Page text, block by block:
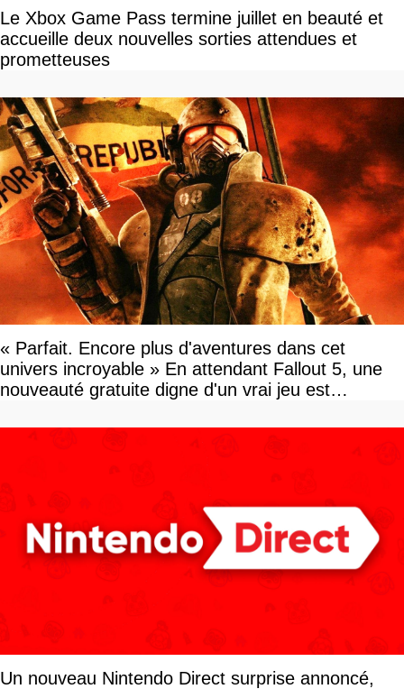
Le Xbox Game Pass termine juillet en beauté et
accueille deux nouvelles sorties attendues et
prometteuses
« Parfait. Encore plus d'aventures dans cet
univers incroyable » En attendant Fallout 5, une
nouveauté gratuite digne d'un vrai jeu est
Un nouveau Nintendo Direct surprise annoncé,